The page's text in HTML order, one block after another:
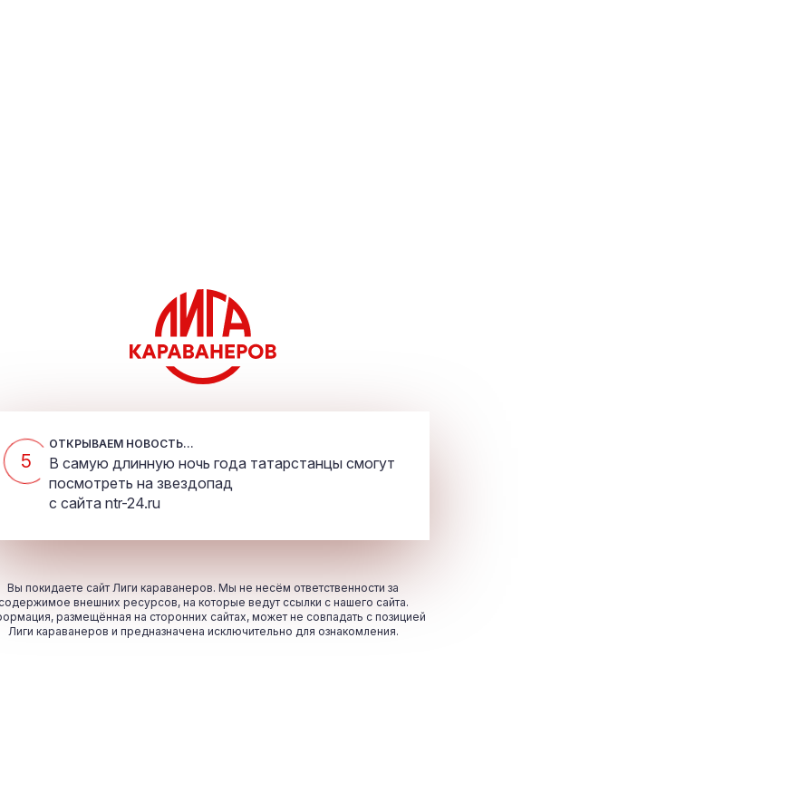
5
ОТКРЫВАЕМ НОВОСТЬ...
В самую длинную ночь года татарстанцы смогут
посмотреть на звездопад
с сайта ntr-24.ru
Вы покидаете сайт Лиги караванеров. Мы не несём ответственности за
внешних ресурсов, на которые ведут ссылки с нашего сайта.
размещённая на сторонних сайтах, может не совпадать с позицией
Лиги караванеров и предназначена исключительно для ознакомления.